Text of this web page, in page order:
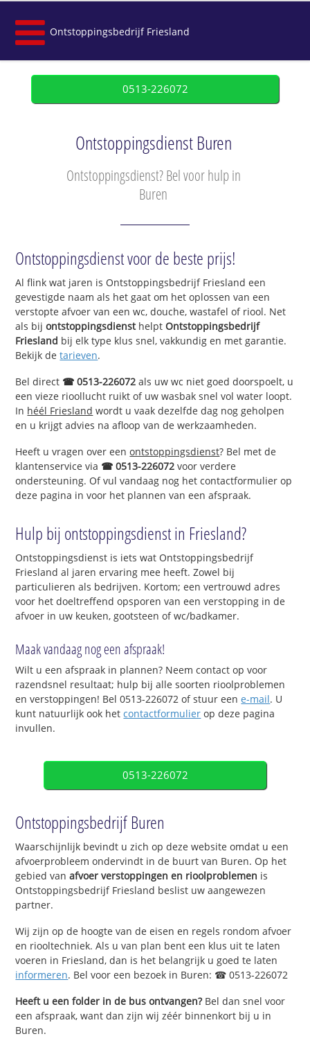
Ontstoppingsbedrijf Friesland
0513-226072
Ontstoppingsdienst Buren
Ontstoppingsdienst? Bel voor hulp in
Buren
Ontstoppingsdienst voor de beste prijs!
Al flink wat jaren is Ontstoppingsbedrijf Friesland een
gevestigde naam als het gaat om het oplossen van een
verstopte afvoer van een wc, douche, wastafel of riool. Net
als bijontstoppingsdiensthelptOntstoppingsbedrijf
Friesland bij elk type klus snel, vakkundig en met garantie.
Bekijk detarieven.
Bel direct ☎ 0513-226072 als uw wc niet goed doorspoelt, u
een vieze rioollucht ruikt of uw wasbak snel vol water loopt.
In héél Friesland wordt u vaak dezelfde dag nog geholpen
en u krijgt advies na afloop van de werkzaamheden.
Heeft u vragen over eenontstoppingsdienst? Bel met de
klantenservice via ☎ 0513-226072 voor verdere
ondersteuning. Of vul vandaag nog het contactformulier op
deze pagina in voor het plannen van een afspraak.
Hulp bij ontstoppingsdienst in Friesland?
Ontstoppingsdienst is iets wat Ontstoppingsbedrijf
Friesland al jaren ervaring mee heeft. Zowel bij
particulieren als bedrijven. Kortom; een vertrouwd adres
voor het doeltreffend opsporen van een verstopping in de
afvoer in uw keuken, gootsteen of wc/badkamer.
Maak vandaag nog een afspraak!
Wilt u een afspraak in plannen? Neem contact op voor
razendsnel resultaat; hulp bij alle soorten rioolproblemen
en verstoppingen! Bel 0513-226072 of stuur eene-mail. U
kunt natuurlijk ook hetcontactformulier op deze pagina
invullen.
0513-226072
Ontstoppingsbedrijf Buren
Waarschijnlijk bevindt u zich op deze website omdat u een
afvoerprobleem ondervindt in de buurt van Buren. Op het
gebied vanafvoer verstoppingen en rioolproblemen is
Ontstoppingsbedrijf Friesland beslist uw aangewezen
partner.
Wij zijn op de hoogte van de eisen en regels rondom afvoer
en riooltechniek. Als u van plan bent een klus uit te laten
voeren in Friesland, dan is het belangrijk u goed te laten
informeren. Bel voor een bezoek in Buren: ☎ 0513-226072
Heeft u een folder in de bus ontvangen?Bel dan snel voor
een afspraak, want dan zijn wij zéér binnenkort bij u in
Buren.